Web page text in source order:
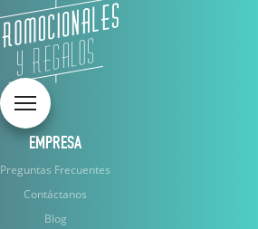
Toggle navigation
EMPRESA
Preguntas Frecuentes
Contáctanos
Blog